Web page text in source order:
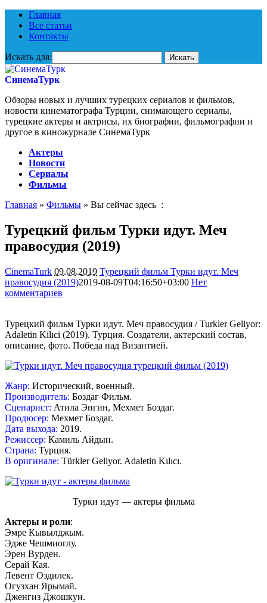
Главная
Все статьи
Контакты
Искать для:
СинемаТурк
Обзоры новых и лучших турецких сериалов и фильмов,
новости кинематографа Турции, снимающего сериалы,
турецкие актеры и актрисы, их биографии, фильмографии и
другое в киножурнале СинемаТурк
Актеры
Новости
Сериалы
Фильмы
Главная » Фильмы » Вы сейчас здесь :
Турецкий фильм Турки идут. Меч
правосудия (2019)
CinemaTurk 09.08.2019 Турецкий фильм Турки идут. Меч
правосудия (2019)2019-08-09T04:16:50+03:00 Нет
комментариев
Турецкий фильм Турки идут. Меч правосудия / Turkler Geliyor:
Adaletin Kilıci (2019). Турция. Создатели, актерский состав,
описание, фото. Победа над Византией.
Жанр: Исторический, военный.
Производитель: Боздаг Фильм.
Сценарист: Атила Энгин, Мехмет Боздаг.
Продюсер: Мехмет Боздаг.
Дата выхода: 2019.
Режиссер: Камиль Айдын.
Страна: Турция.
В оригинале: Türkler Geliyor. Adaletin Kılıcı.
Турки идут — актеры фильма
Актеры и роли:
Эмре Кывылджым.
Эдже Чешмиоглу.
Эрен Вурден.
Серай Кая.
Левент Оздилек.
Огузхан Ярымай.
Дженгиз Джошкун.